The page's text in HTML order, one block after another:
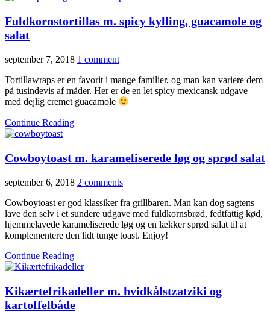
Fuldkornstortillas m. spicy kylling, guacamole og
salat
september 7, 2018 1 comment
Tortillawraps er en favorit i mange familier, og man kan variere dem
på tusindevis af måder. Her er de en let spicy mexicansk udgave
med dejlig cremet guacamole
Continue Reading
Cowboytoast m. karameliserede løg og sprød salat
september 6, 2018 2 comments
Cowboytoast er god klassiker fra grillbaren. Man kan dog sagtens
lave den selv i et sundere udgave med fuldkornsbrød, fedtfattig kød,
hjemmelavede karameliserede løg og en lækker sprød salat til at
komplementere den lidt tunge toast. Enjoy!
Continue Reading
Kikærtefrikadeller m. hvidkålstzatziki og
kartoffelbåde